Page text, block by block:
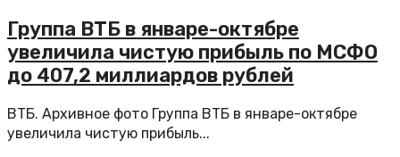
Группа ВТБ в январе-октябре
увеличила чистую прибыль по МСФО
до 407,2 миллиардов рублей
ВТБ. Архивное фото Группа ВТБ в январе-октябре
увеличила чистую прибыль...